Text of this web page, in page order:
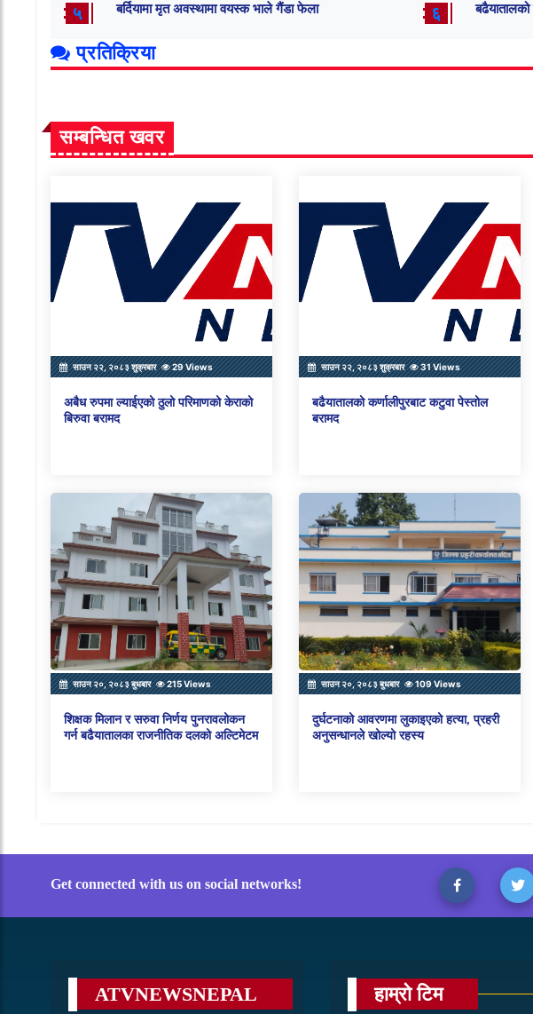
५ बर्दियामा मृत अवस्थामा वयस्क भाले गैंडा फेला ६ बढैयातालको
प्रतिक्रिया
सम्बन्धित खवर
साउन २२, २०८३ शुक्रबार 29 Views
अबैध रुपमा ल्याईएको ठुलो परिमाणको केराको
बिरुवा बरामद
साउन २२, २०८३ शुक्रबार 31 Views
बढैयातालको कर्णालीपुरबाट कटुवा पेस्तोल
बरामद
साउन २०, २०८३ बुधबार 215 Views
शिक्षक मिलान र सरुवा निर्णय पुनरावलोकन
गर्न बढैयातालका राजनीतिक दलको अल्टिमेटम
साउन २०, २०८३ बुधबार 109 Views
दुर्घटनाको आवरणमा लुकाइएको हत्या, प्रहरी
अनुसन्धानले खोल्यो रहस्य
Get connected with us on social networks!
ATVNEWSNEPAL हाम्रो टिम